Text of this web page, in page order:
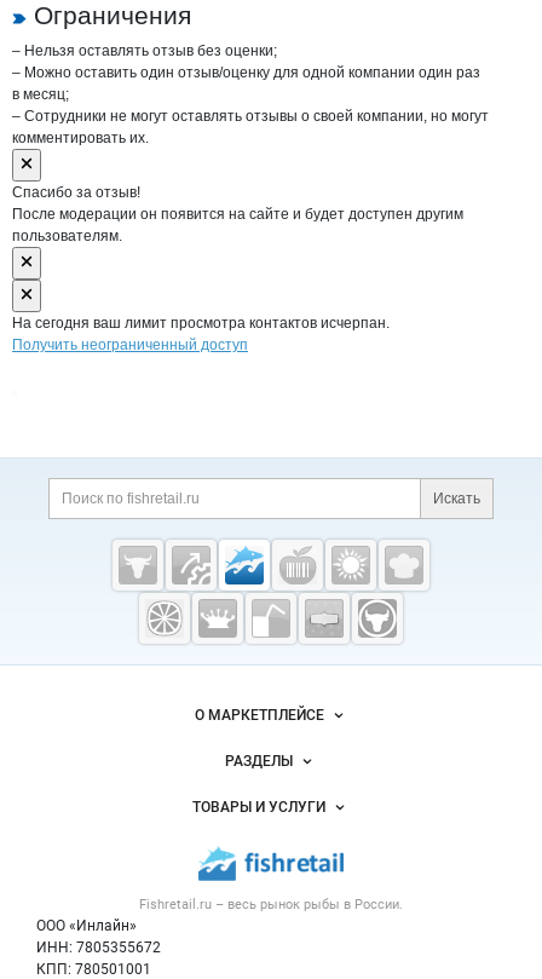
Ограничения
– Нельзя оставлять отзыв без оценки;
– Можно оставить один отзыв/оценку для одной компании один раз
в месяц;
– Сотрудники не могут оставлять отзывы о своей компании, но могут
комментировать их.
Спасибо за отзыв!
После модерации он появится на сайте и будет доступен другим
пользователям.
На сегодня ваш лимит просмотра контактов исчерпан.
Получить неограниченный доступ
Дополнительная информация
Поиск по сайту и
Искать
Cсылки на полезные проекты
Fishretail.ru —
рыба,
морепродукты
Важные разделы и контакты
Fishretail.ru – весь рынок рыбы в России.
ООО «Инлайн»
ИНН: 7805355672
КПП: 780501001
Навигация по сайтуО МАРКЕТПЛЕЙСЕ
Новости Fishretail.ru
Размещение рекламы
Публичная оферта
Контактная информация
Политика обработки персональных данных
РАЗДЕЛЫ
Объявления
Новости рынка
ТОВАРЫ И УСЛУГИ
Рыба
Икра